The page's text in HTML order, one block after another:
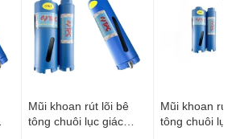
Mũi khoan rút lõi bê
tông chuôi lục giác
Mũi khoan rút
tông chuôi lục